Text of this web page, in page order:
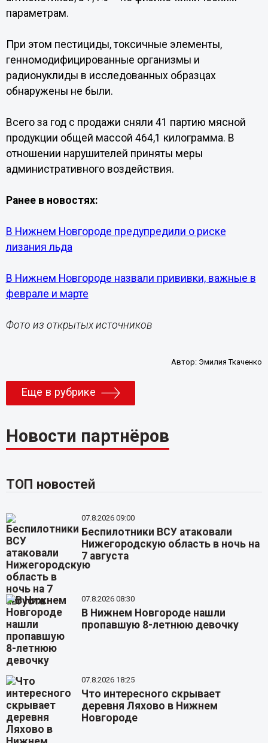
параметрам.
При этом пестициды, токсичные элементы,
генномодифицированные организмы и
радионуклиды в исследованных образцах
обнаружены не были.
Всего за год с продажи сняли 41 партию мясной
продукции общей массой 464,1 килограмма. В
отношении нарушителей приняты меры
административного воздействия.
Ранее в новостях:
В Нижнем Новгороде предупредили о риске
лизания льда
В Нижнем Новгороде назвали прививки, важные в
феврале и марте
Фото из открытых источников
Автор: Эмилия Ткаченко
Еще в рубрике
Новости партнёров
ТОП новостей
07.8.2026 09:00
Беспилотники ВСУ атаковали
Нижегородскую область в ночь на
7 августа
07.8.2026 08:30
В Нижнем Новгороде нашли
пропавшую 8-летнюю девочку
07.8.2026 18:25
Что интересного скрывает
деревня Ляхово в Нижнем
Новгороде